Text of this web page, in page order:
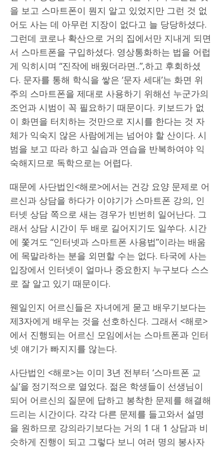
을 보고 스마트폰이 뭔지 알고 있었지만 그런 것 없
어도 사는 데 아무런 지장이 없다고 늘 당당하셨다.
그런데 코로나 확산으로 거의 집에서만 지내게 되면
서 스마트폰을 구입하셨다. 영상통화하는 법을 어럽
게 익히시며 “진작에 배웠더라면..”‚하고 후회하셨
다. 문자를 통해 학식을 쌓은 ‘문자 세대’는 화면 위
주의 스마트폰을 제대로 사용하기 위해선 누군가의
조언과 시범이 꼭 필요하기 때문이다. 키보드가 없
이 화면을 터치하는 것만으로 지시를 한다는 것 자
체가 익숙지 않은 사람에게는 넘어야 할 산이다. 시
범을 보고 따라 하고 실습과 연습을 반복하여야 익
숙해지므로 독학으로는 어렵다.
때문에 사단법인<해로>에서는 건강 요양 문제로 어
르신과 상담을 하다가 이야기가 스마트폰 강의, 인
터넷 상담 쪽으로 새는 경우가 빈번히 일어난다. 그
래서 상담 시간이 두 배로 길어지기도 일쑤다. 시간
에 쫓겨도 “인터넷과 스마트폰 사용법”이라는 배움
에 목말라하는 분을 외면할 수는 없다. 타국에 사는
입장에서 인터넷이 얼마나 중요한지 누구보다 스스
로 잘 알고 있기 때문이다.
웬일인지 어르신들은 자녀에게 묻고 배우기보다는
제3자에게 배우는 것을 선호하신다. 그래서 <해로>
에서 진행되는 어르신 모임에서는 스마트폰과 인터
넷 얘기가 빠지지를 않는다.
사단법인 <해로>는 이미 3년 전부터 ‘스마트폰 교
실’을 정기적으로 열었다. 젊은 학생들이 선생님이
되어 어르신의 질문에 답하고 봉착한 문제를 해결해
드리는 시간이다. 각각 다른 문제를 들고와서 설명
을 원하므로 강의라기보다는 거의 1 대 1 상담과 비
슷하게 진행이 되고 그렇다 보니 여러 명의 봉사자